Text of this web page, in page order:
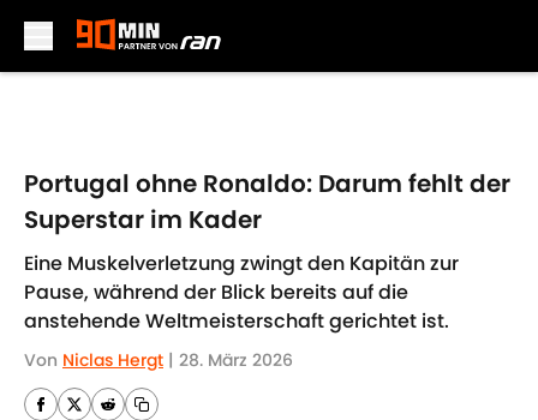
Portugal ohne Ronaldo: Darum fehlt der
Superstar im Kader
Eine Muskelverletzung zwingt den Kapitän zur
Pause, während der Blick bereits auf die
anstehende Weltmeisterschaft gerichtet ist.
Von Niclas Hergt | 28. März 2026